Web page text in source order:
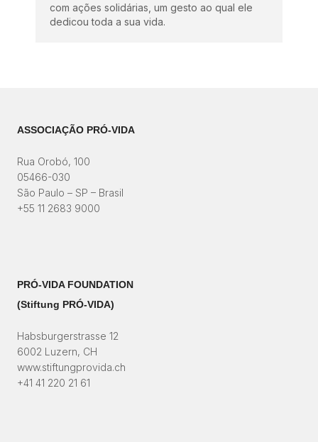
com ações solidárias, um gesto ao qual ele
dedicou toda a sua vida.
ASSOCIAÇÃO PRÓ-VIDA
Rua Orobó, 100
05466-030
São Paulo – SP – Brasil
+55 11 2683 9000
PRÓ-VIDA FOUNDATION
(Stiftung PRÓ-VIDA)​
Habsburgerstrasse 12
6002 Luzern, CH
www.stiftungprovida.ch
+41 41 220 21 61